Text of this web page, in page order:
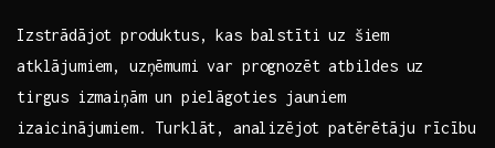
Izstrādājot produktus, kas ‌balstīti uz šiem
atklājumiem, uzņēmumi var​ prognozēt‌ atbildes⁣ uz
tirgus ⁢izmaiņām un pielāgoties jauniem
izaicinājumiem. Turklāt,⁢ analizējot‌ patērētāju rīcību